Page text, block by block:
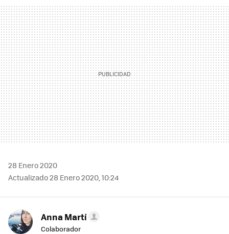
MAIL
28 Enero 2020
Actualizado 28 Enero 2020, 10:24
Anna Martí
Colaborador